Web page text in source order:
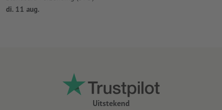
di. 11 aug.
Uitstekend